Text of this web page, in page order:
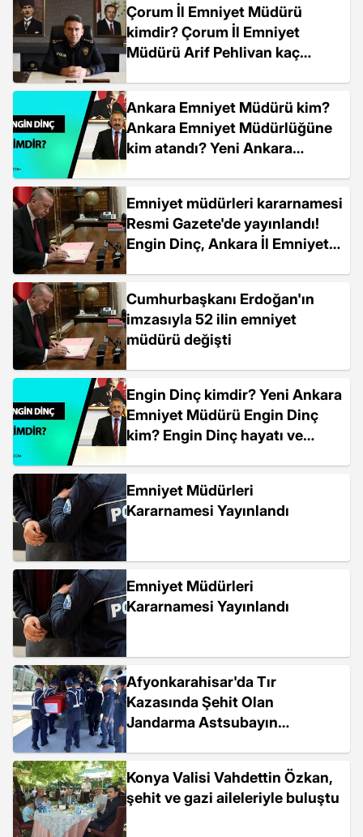
Çorum İl Emniyet Müdürü
kimdir? Çorum İl Emniyet
Müdürü Arif Pehlivan kaç
Ankara Emniyet Müdürü kim?
Ankara Emniyet Müdürlüğüne
kim atandı? Yeni Ankara
Emniyet müdürleri kararnamesi
Resmi Gazete'de yayınlandı!
Engin Dinç, Ankara İl Emniyet
Cumhurbaşkanı Erdoğan'ın
imzasıyla 52 ilin emniyet
müdürü değişti
Engin Dinç kimdir? Yeni Ankara
Emniyet Müdürü Engin Dinç
kim? Engin Dinç hayatı ve
Emniyet Müdürleri
Kararnamesi Yayınlandı
Emniyet Müdürleri
Kararnamesi Yayınlandı
Afyonkarahisar'da Tır
Kazasında Şehit Olan
Jandarma Astsubayın
Konya Valisi Vahdettin Özkan,
şehit ve gazi aileleriyle buluştu